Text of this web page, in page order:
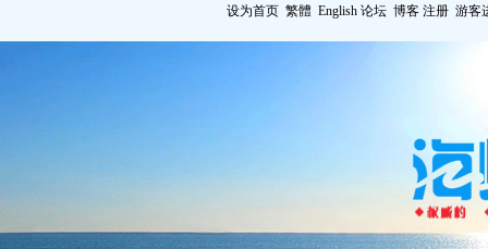
设为首页 繁體 English 论坛 博客 注册 游客